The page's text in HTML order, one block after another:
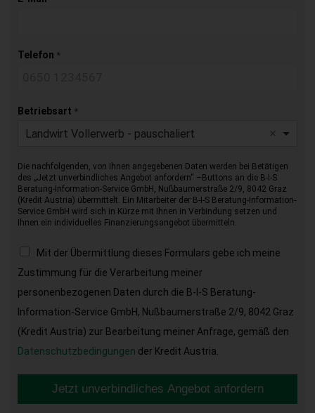
Telefon *
Betriebsart *
Landwirt Vollerwerb - pauschaliert
Die nachfolgenden, von Ihnen angegebenen Daten werden bei Betätigen
des „Jetzt unverbindliches Angebot anfordern“ –Buttons an die B-I-S
Beratung-Information-Service GmbH, Nußbaumerstraße 2/9, 8042 Graz
(Kredit Austria) übermittelt. Ein Mitarbeiter der B-I-S Beratung-Information-
Service GmbH wird sich in Kürze mit Ihnen in Verbindung setzen und
Ihnen ein individuelles Finanzierungsangebot übermitteln.
Mit der Übermittlung dieses Formulars gebe ich meine
Zustimmung für die Verarbeitung meiner
personenbezogenen Daten durch die B-I-S Beratung-
Information-Service GmbH, Nußbaumerstraße 2/9, 8042 Graz
(Kredit Austria) zur Bearbeitung meiner Anfrage, gemäß den
Datenschutzbedingungen der Kredit Austria.
Jetzt unverbindliches Angebot anfordern